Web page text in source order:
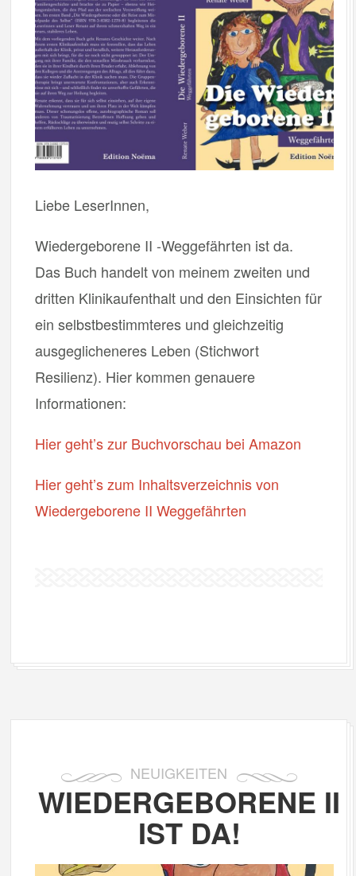
Liebe LeserInnen,
Wiedergeborene II -Weggefährten ist da.
Das Buch handelt von meinem zweiten und
dritten Klinikaufenthalt und den Einsichten für
ein selbstbestimmteres und gleichzeitig
ausgeglicheneres Leben (Stichwort
Resilienz). Hier kommen genauere
Informationen:
Hier geht’s zur Buchvorschau bei Amazon
Hier geht’s zum Inhaltsverzeichnis von
Wiedergeborene II Weggefährten
NEUIGKEITEN
WIEDERGEBORENE II
IST DA!